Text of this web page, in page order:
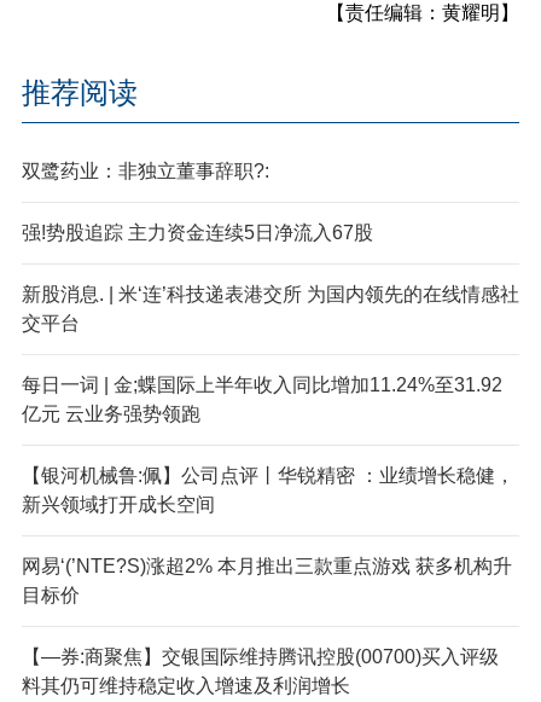
【责任编辑：黄耀明】
推荐阅读
双鹭药业：非独立董事辞职?:
强!势股追踪 主力资金连续5日净流入67股
新股消息. | 米‘连’科技递表港交所 为国内领先的在线情感社
交平台
每日一词 | 金;蝶国际上半年收入同比增加11.24%至31.92
亿元 云业务强势领跑
【银河机械鲁:佩】公司点评丨华锐精密 ：业绩增长稳健，
新兴领域打开成长空间
网易‘(’NTE?S)涨超2% 本月推出三款重点游戏 获多机构升
目标价
【—券:商聚焦】交银国际维持腾讯控股(00700)买入评级
料其仍可维持稳定收入增速及利润增长